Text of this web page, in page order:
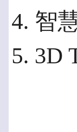
4. 智
5. 3D